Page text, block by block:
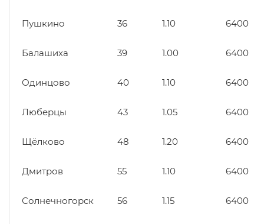
Пушкино 36 1.10 6400
Балашиха 39 1.00 6400
Одинцово 40 1.10 6400
Люберцы 43 1.05 6400
Щёлково 48 1.20 6400
Дмитров 55 1.10 6400
Солнечногорск 56 1.15 6400